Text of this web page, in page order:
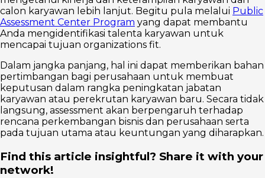
calon karyawan lebih lanjut. Begitu pula melalui Public
Assessment Center Program yang dapat membantu
Anda mengidentifikasi talenta karyawan untuk
mencapai tujuan organizations fit.
Dalam jangka panjang, hal ini dapat memberikan bahan
pertimbangan bagi perusahaan untuk membuat
keputusan dalam rangka peningkatan jabatan
karyawan atau perekrutan karyawan baru. Secara tidak
langsung, assessment akan berpengaruh terhadap
rencana perkembangan bisnis dan perusahaan serta
pada tujuan utama atau keuntungan yang diharapkan.
Find this article insightful? Share it with your
network!